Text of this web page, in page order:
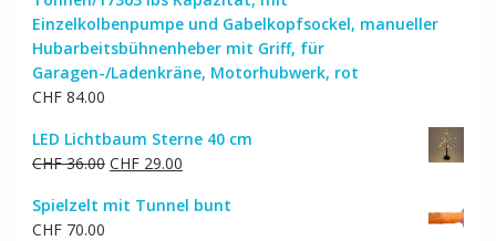
CHF 51.00CHF 41.00.
Einzelkolbenpumpe und Gabelkopfsockel, manueller
Hubarbeitsbühnenheber mit Griff, für
Garagen-/Ladenkräne, Motorhubwerk, rot
CHF84.00
LED Lichtbaum Sterne 40 cm
CHF36.00 Ursprünglicher
war:
CHF29.00Aktueller
ist:
Spielzelt mit Tunnel bunt
CHF70.00